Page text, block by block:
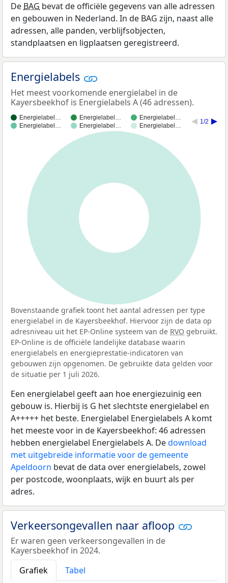
De BAG bevat de officiële gegevens van alle adressen
en gebouwen in Nederland. In de BAG zijn, naast alle
adressen, alle panden, verblijfsobjecten,
standplaatsen en ligplaatsen geregistreerd.
Energielabels
Het meest voorkomende energielabel in de
Kayersbeekhof is Energielabels A (46 adressen).
Energielabel… Energielabel…
Energielabel…
Energielabel…
Energielabel… Energielabel…
1/2
Bovenstaande grafiek toont het aantal adressen per type
energielabel in de Kayersbeekhof. Hiervoor zijn de data op
adresniveau uit het EP-Online systeem van de RVO gebruikt.
EP-Online is de officiële landelijke database waarin
energielabels en energieprestatie-indicatoren van
gebouwen zijn opgenomen. De gebruikte data gelden voor
de situatie per 1 juli 2026.
Een energielabel geeft aan hoe energiezuinig een
gebouw is. Hierbij is G het slechtste energielabel en
A+++++ het beste. Energielabel Energielabels A komt
het meeste voor in de Kayersbeekhof: 46 adressen
hebben energielabel Energielabels A. Dedownload
met uitgebreide informatie voor de gemeente
Apeldoorn bevat de data over energielabels, zowel
per postcode, woonplaats, wijk en buurt als per
adres.
Verkeersongevallen naar afloop
Er waren geen verkeersongevallen in de
Kayersbeekhof in 2024.
Grafiek
Tabel